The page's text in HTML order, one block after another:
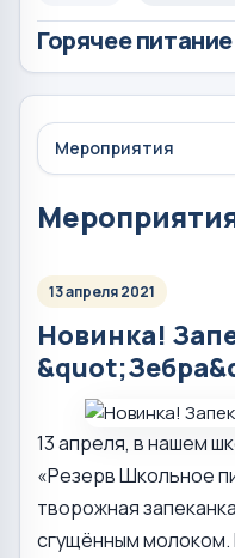
Горячее питание
Мероприятия
13 апреля 2021
Новинка!
13 апреля, в нашем
«Резерв Школьное
творожная
сгущённым молоком.